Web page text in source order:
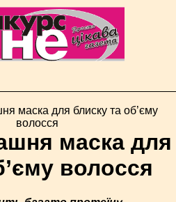
маска для
волосся